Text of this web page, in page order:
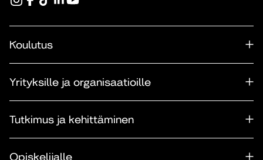
Koulutus
Yrityksille ja organisaatioille
Tutkimus ja kehittäminen
Opiskelijalle